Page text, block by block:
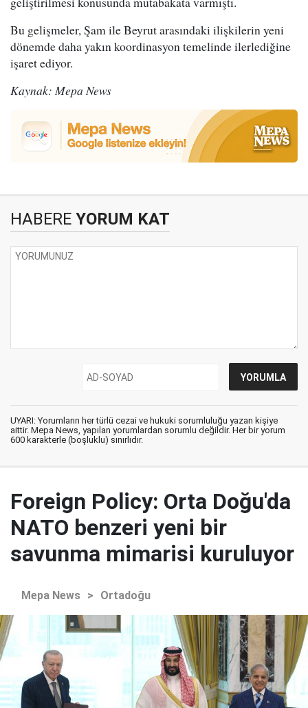
Bu gelişmeler, Şam ile Beyrut arasındaki ilişkilerin yeni
dönemde daha yakın koordinasyon temelinde ilerlediğine
işaret ediyor.
Kaynak: Mepa News
HABERE YORUM KAT
UYARI: Yorumların her türlü cezai ve hukuki sorumluluğu yazan kişiye
aittir. Mepa News, yapılan yorumlardan sorumlu değildir. Her bir yorum
600 karakterle (boşluklu) sınırlıdır.
Foreign Policy: Orta Doğu'da
NATO benzeri yeni bir
savunma mimarisi kuruluyor
Mepa News > Ortadoğu